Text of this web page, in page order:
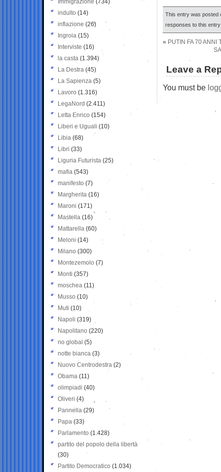
This entry was posted
responses to this
« PUTIN FA 70 ANNI
Leave a
You must be
Immigrazione (734)
indulto (14)
inflazione (26)
Ingroia (15)
Interviste (16)
la casta (1.394)
La Destra (45)
La Sapienza (5)
Lavoro (1.316)
LegaNord (2.411)
Letta Enrico (154)
Liberi e Uguali (10)
Libia (68)
Libri (33)
Liguria Futurista (25)
mafia (543)
manifesto (7)
Margherita (16)
Maroni (171)
Mastella (16)
Mattarella (60)
Meloni (14)
Milano (300)
Montezemolo (7)
Monti (357)
moschea (11)
Musso (10)
Muti (10)
Napoli (319)
Napolitano (220)
no global (5)
notte bianca (3)
Nuovo Centrodestra (2)
Obama (11)
olimpiadi (40)
Oliveri (4)
Pannella (29)
Papa (33)
Parlamento (1.428)
partito del popolo della libertà
(30)
Partito Democratico (1.034)